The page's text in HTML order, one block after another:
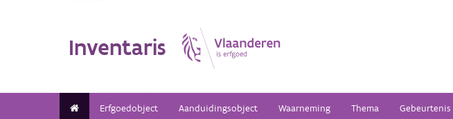
Inventaris
Erfgoedobject Aanduidingsobject Waarneming Thema Gebeurtenis